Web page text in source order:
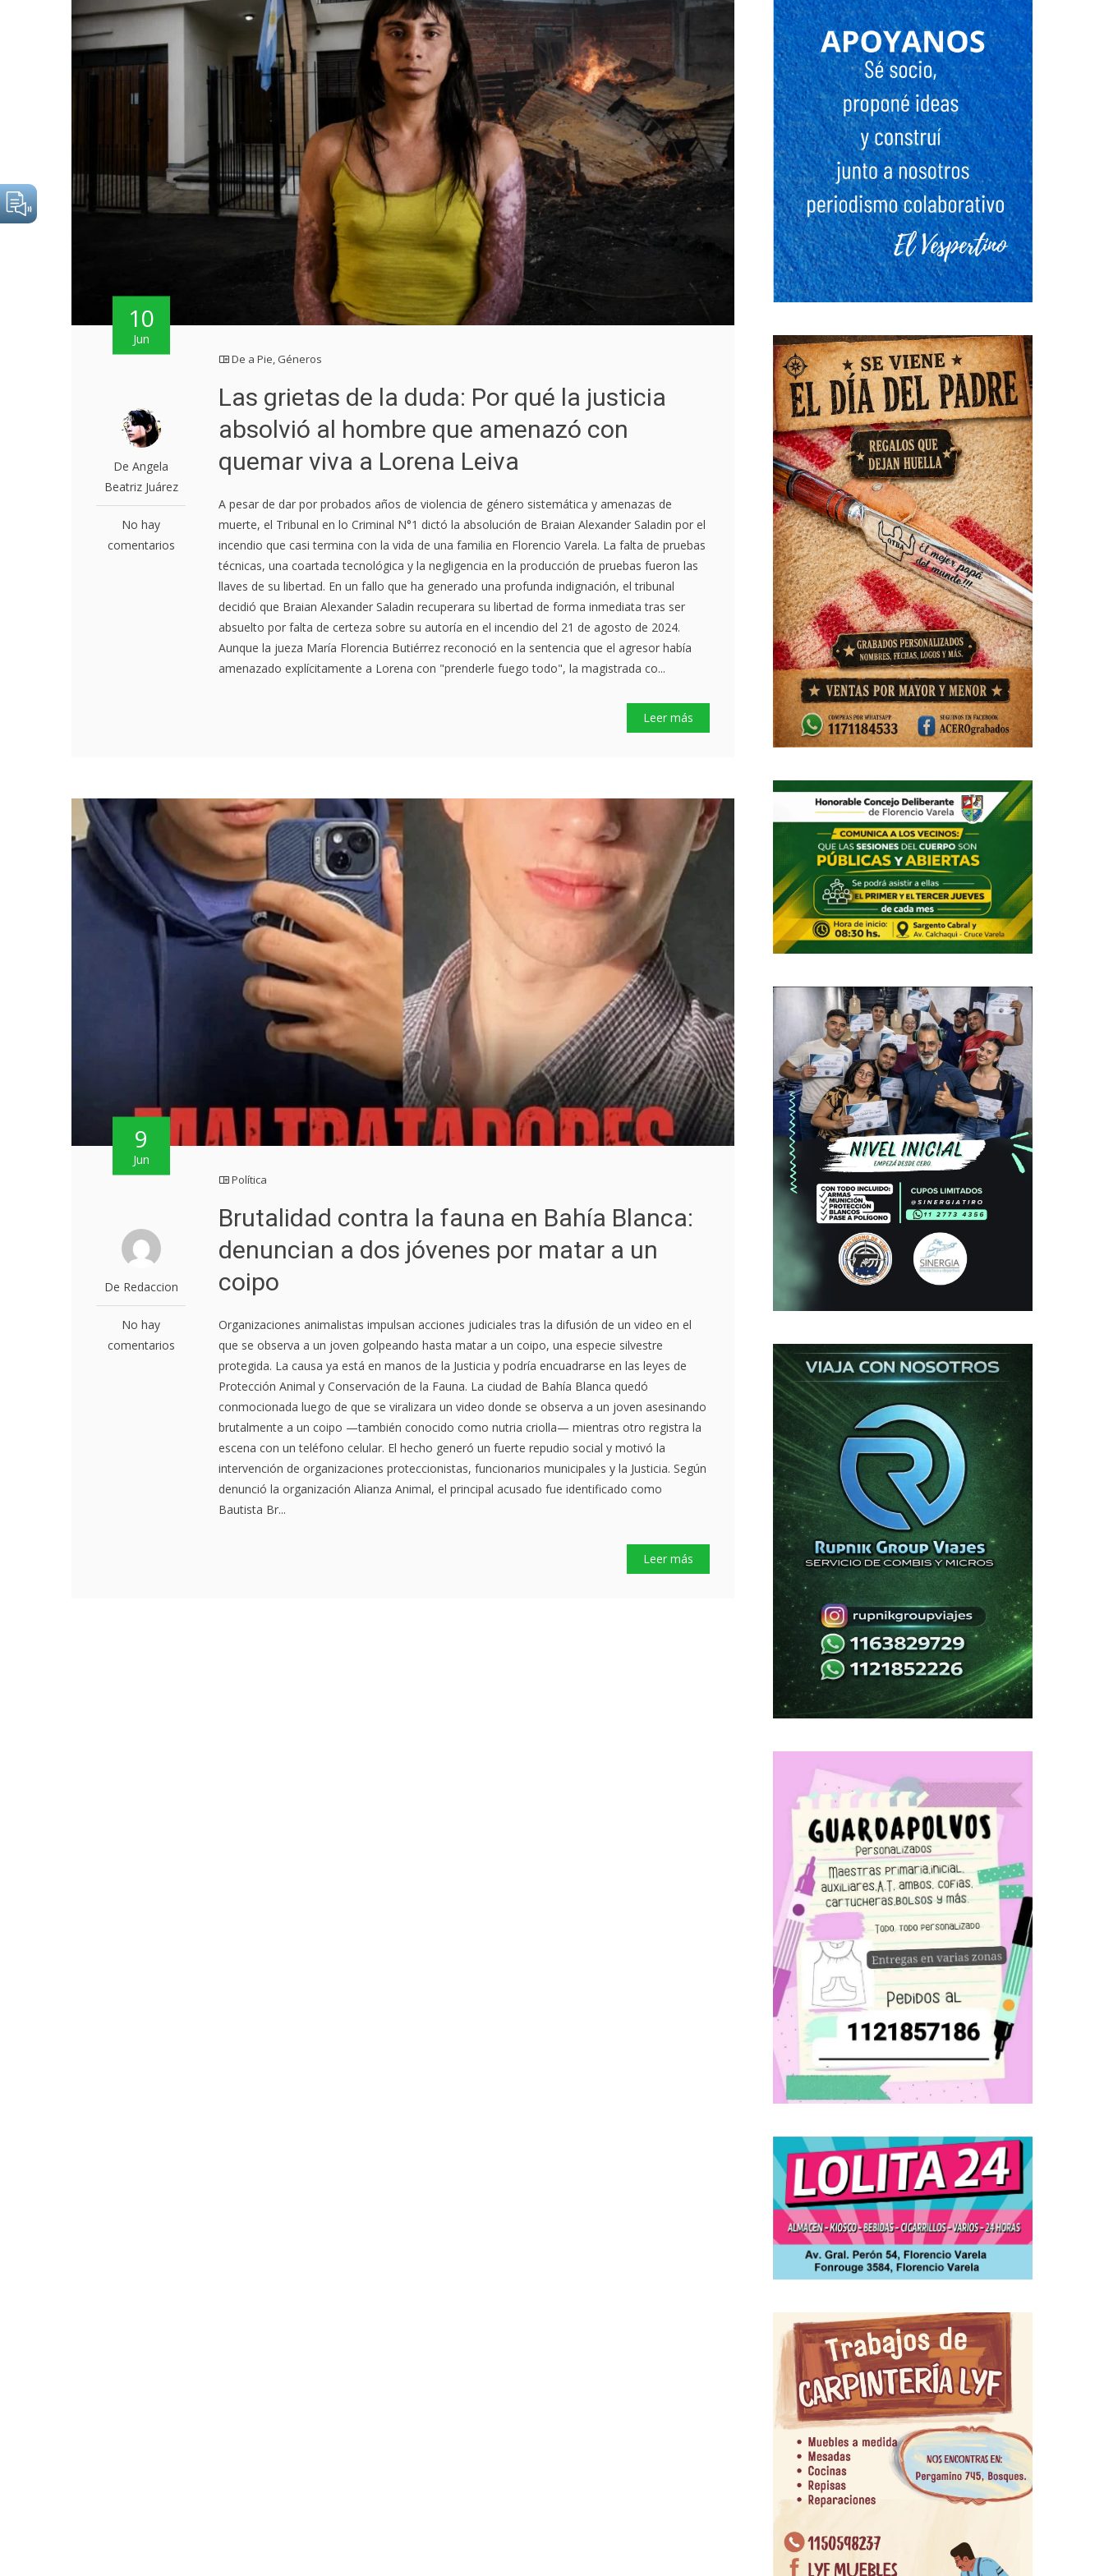
10
Jun
De Angela
Beatriz Juárez
No hay
comentarios
De a Pie, Géneros
Las grietas de la duda: Por qué la justicia
absolvió al hombre que amenazó con
quemar viva a Lorena Leiva
A pesar de dar por probados años de violencia de género sistemática y amenazas de
muerte, el Tribunal en lo Criminal N°1 dictó la absolución de Braian Alexander Saladin por el
incendio que casi termina con la vida de una familia en Florencio Varela. La falta de pruebas
técnicas, una coartada tecnológica y la negligencia en la producción de pruebas fueron las
llaves de su libertad. En un fallo que ha generado una profunda indignación, el tribunal
decidió que Braian Alexander Saladin recuperara su libertad de forma inmediata tras ser
absuelto por falta de certeza sobre su autoría en el incendio del 21 de agosto de 2024.
Aunque la jueza María Florencia Butiérrez reconoció en la sentencia que el agresor había
amenazado explícitamente a Lorena con "prenderle fuego todo", la magistrada co...
Leer más
9
Jun
De Redaccion
No hay
comentarios
Política
Brutalidad contra la fauna en Bahía Blanca:
denuncian a dos jóvenes por matar a un
coipo
Organizaciones animalistas impulsan acciones judiciales tras la difusión de un video en el
que se observa a un joven golpeando hasta matar a un coipo, una especie silvestre
protegida. La causa ya está en manos de la Justicia y podría encuadrarse en las leyes de
Protección Animal y Conservación de la Fauna. La ciudad de Bahía Blanca quedó
conmocionada luego de que se viralizara un video donde se observa a un joven asesinando
brutalmente a un coipo —también conocido como nutria criolla— mientras otro registra la
escena con un teléfono celular. El hecho generó un fuerte repudio social y motivó la
intervención de organizaciones proteccionistas, funcionarios municipales y la Justicia. Según
denunció la organización Alianza Animal, el principal acusado fue identificado como
Bautista Br...
Leer más